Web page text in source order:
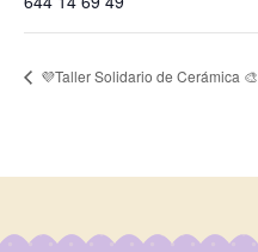
💜Taller Solidario de Cerámica 🎨